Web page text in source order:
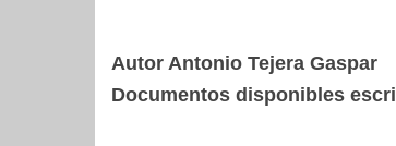
Autor Antonio Tejera Gaspar
Documentos disponibles